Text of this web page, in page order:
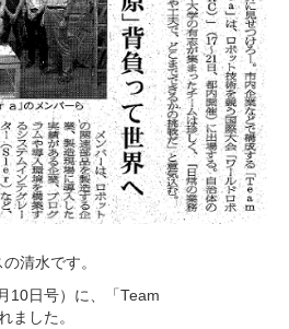
清水です。
10日号）に、「Team
ました。